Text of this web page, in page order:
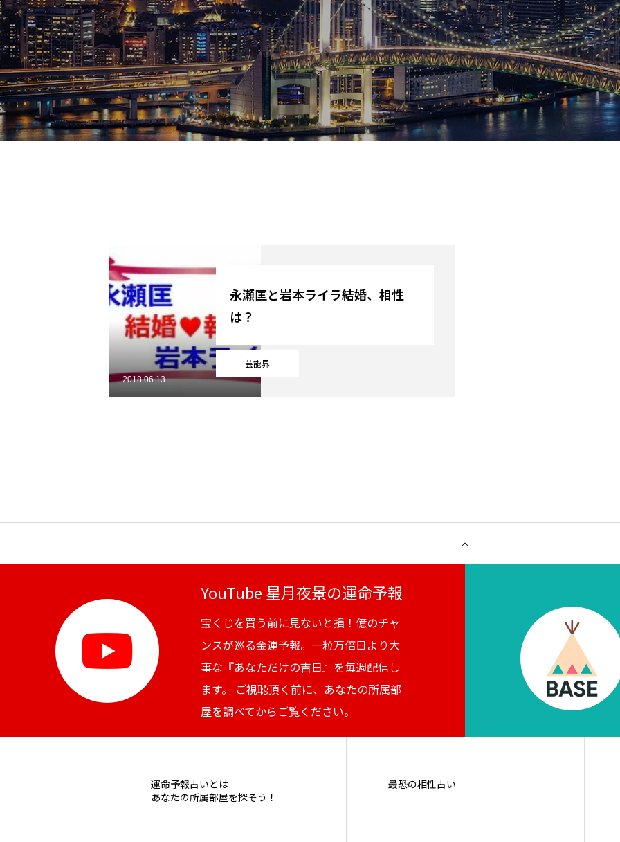
テニス四大大会・五輪
テニス四大大会・五輪
YouTube
Online Store
芸能界
永瀬匡と岩本ライラ結婚、相性
は？
2018.06.13
YouTube 星月夜景の運命予報
宝くじを買う前に見ないと損！億のチャ
ンスが巡る金運予報。一粒万倍日より大
事な『あなただけの吉日』を毎週配信し
ます。 ご視聴頂く前に、あなたの所属部
屋を調べてからご覧ください。
運命予報占いとは
あなたの所属部屋を探そう！
最恐の相性占い